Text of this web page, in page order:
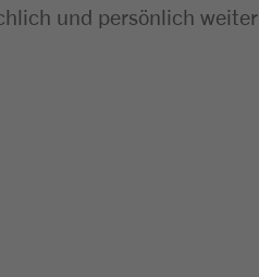
und persönlich weiter